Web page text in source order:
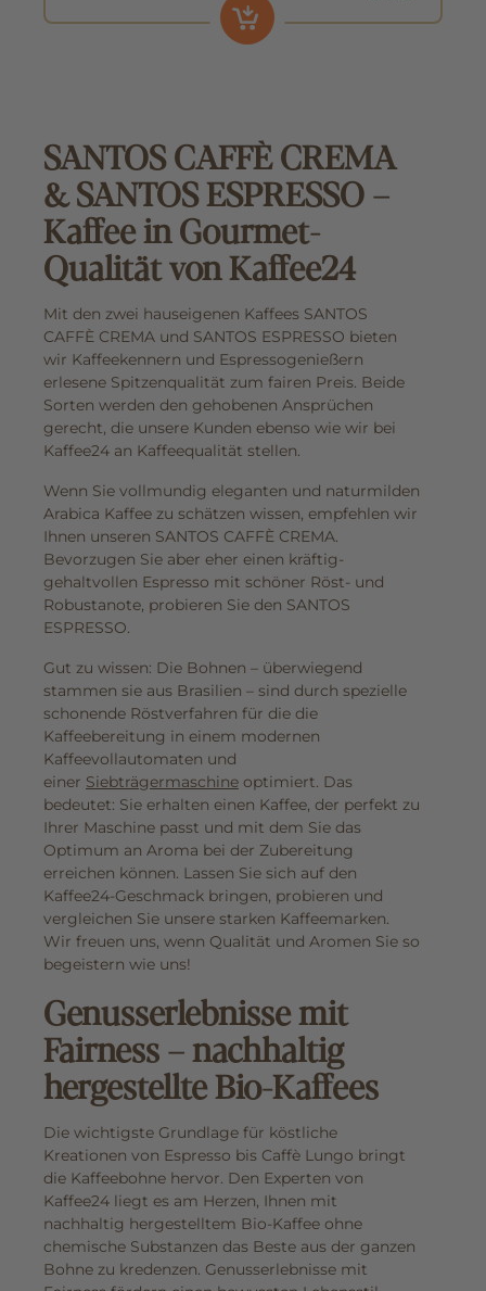
SANTOS CAFFÈ CREMA
& SANTOS ESPRESSO –
Kaffee in Gourmet-
Qualität von Kaffee24
Mit den zwei hauseigenen Kaffees SANTOS
CAFFÈ CREMA und SANTOS ESPRESSO bieten
wir Kaffeekennern und Espressogenießern
erlesene Spitzenqualität zum fairen Preis. Beide
Sorten werden den gehobenen Ansprüchen
gerecht, die unsere Kunden ebenso wie wir bei
Kaffee24 an Kaffeequalität stellen.
Wenn Sie vollmundig eleganten und naturmilden
Arabica Kaffee zu schätzen wissen, empfehlen wir
Ihnen unseren SANTOS CAFFÈ CREMA.
Bevorzugen Sie aber eher einen kräftig-
gehaltvollen Espresso mit schöner Röst- und
Robustanote, probieren Sie den SANTOS
ESPRESSO.
Gut zu wissen: Die Bohnen – überwiegend
stammen sie aus Brasilien – sind durch spezielle
schonende Röstverfahren für die die
Kaffeebereitung in einem modernen
Kaffeevollautomaten und
einer Siebträgermaschine optimiert. Das
bedeutet: Sie erhalten einen Kaffee, der perfekt zu
Ihrer Maschine passt und mit dem Sie das
Optimum an Aroma bei der Zubereitung
erreichen können. Lassen Sie sich auf den
Kaffee24-Geschmack bringen, probieren und
vergleichen Sie unsere starken Kaffeemarken.
Wir freuen uns, wenn Qualität und Aromen Sie so
begeistern wie uns!
Genusserlebnisse mit
Fairness – nachhaltig
hergestellte Bio-Kaffees
Die wichtigste Grundlage für köstliche
Kreationen von Espresso bis Caffè Lungo bringt
die Kaffeebohne hervor. Den Experten von
Kaffee24 liegt es am Herzen, Ihnen mit
nachhaltig hergestelltem Bio-Kaffee ohne
chemische Substanzen das Beste aus der ganzen
Bohne zu kredenzen. Genusserlebnisse mit